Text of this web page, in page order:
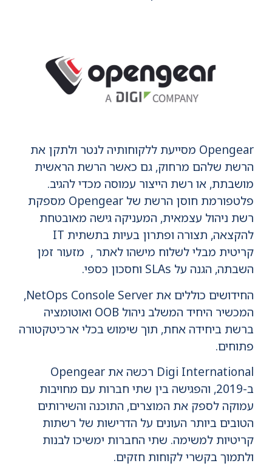
Opengear מסייעת ללקוחותיה לנטר ולתקן את
הרשת שלהם מרחוק, גם כאשר הרשת הראשית
מושבתת, או רשת הייצור עמוסה מכדי להגיב.
פלטפורמת חוסן הרשת של Opengear מספקת
רשת ניהול עצמאית, המעניקה גישה מאובטחת
להקצאה, תצורה ופתרון בעיות בתשתית IT
קריטית מבלי לשלוח מישהו לאתר , מזעור זמן
השבתה, הגנה על SLAs וחסכון כספי.
החידושים כוללים את NetOps Console Server,
המכשיר היחיד המשלב ניהול OOB ואוטומציה
ברשת ביחידה אחת, תוך שימוש בכלי ארכיטקטורה
פתוחים.
Digi International רכשה את Opengear
ב-2019, והפגישה בין שתי חברות עם מחויבות
עמוקה לספק את המוצרים, התוכנה והשירותים
הטובים ביותר העונים על הדרישות של רשתות
קריטיות למשימה. שתי החברות ימשיכו לבנות
ולתמוך בקשרי לקוחות חזקים.